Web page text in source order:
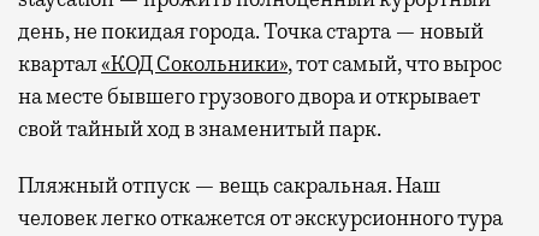
день, не покидая города. Точка старта — новый
квартал«КОД Сокольники», тот самый, что вырос
на месте бывшего грузового двора и открывает
свой тайный ход в знаменитый парк.
Пляжный отпуск — вещь сакральная. Наш
человек легко откажется от экскурсионного тура